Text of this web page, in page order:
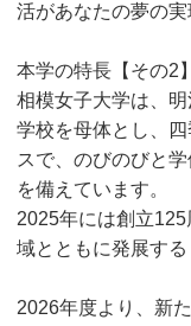
活があなたの夢の実
本学の特長【その2】
相模女子大学は、
学校を母体とし、
スで、のびのびと
を備えています。
2025年には創立
域とともに発展する
2026年度より、新